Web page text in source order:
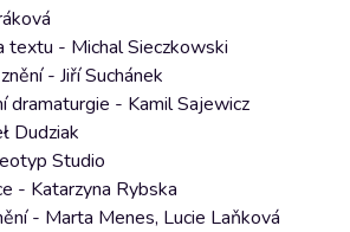
textu - Michal Sieczkowski
- Jiří Suchánek
dramaturgie - Kamil Sajewicz
Dudziak
Studio
- Katarzyna Rybska
- Marta Menes, Lucie Laňková